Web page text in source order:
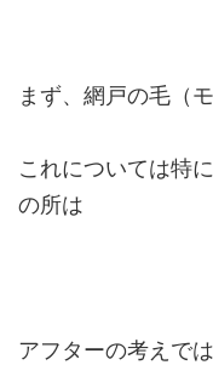
まず、網戸の毛（
これについては特
の所は
アフターの考えで